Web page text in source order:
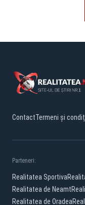
ContactTermeni și
Parteneri:
Realitatea Sportiva
Realitatea de Neamt
Realitatea de Oradea